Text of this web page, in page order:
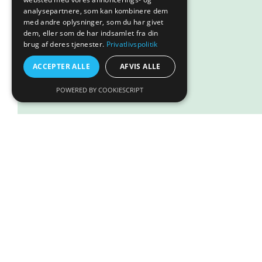
Læs mere
analysepartnere, som kan kombinere dem
med andre oplysninger, som du har givet
dem, eller som de har indsamlet fra din
brug af deres tjenester. Privatlivspolitik
ACCEPTER ALLE AFVIS ALLE
POWERED BY COOKIESCRIPT